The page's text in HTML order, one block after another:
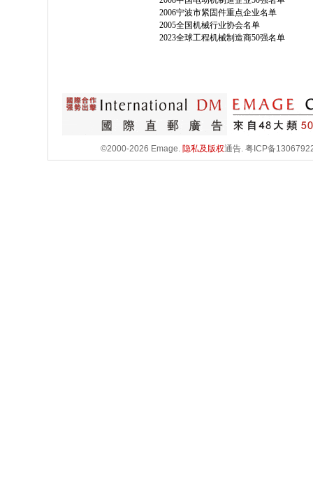
2006宁波市紧固件重点企业名单
2005全国机械行业协会名单
2023全球工程机械制造商50强名单
©2000-2026 Emage. 隐私及版权通告. 粤ICP备